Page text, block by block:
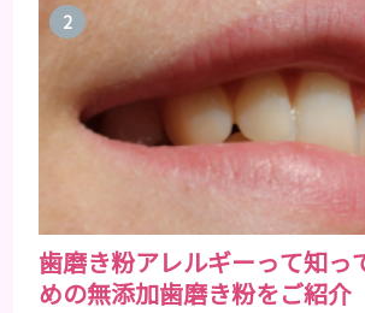
にツヤがあった男性も、いつのまに
でペタンとするようになったと感じ
ょう。特に大人の男性としての魅力
以降の男性に悩んでいる人が多い傾
髪が生え変わるサイクルは、年齢と
ます。髪が太くならないま...
歯磨き粉アレルギーって知っ
めの無添加歯磨き粉をご紹介